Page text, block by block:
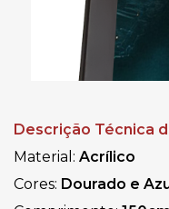
Descrição Técnica
Material: Acrílico
Cores: Dourado e